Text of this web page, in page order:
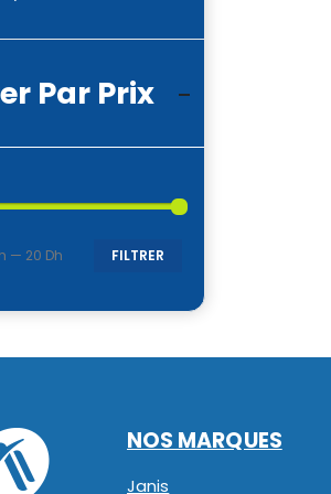
Par Prix
FILTRER
— 20 Dh
NOS MARQUES
Janis